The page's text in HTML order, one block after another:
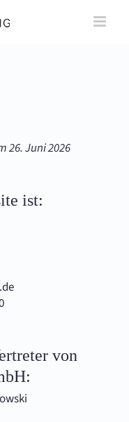
26. Juni 2026
ist:
von